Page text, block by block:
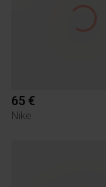
65 €
Nike